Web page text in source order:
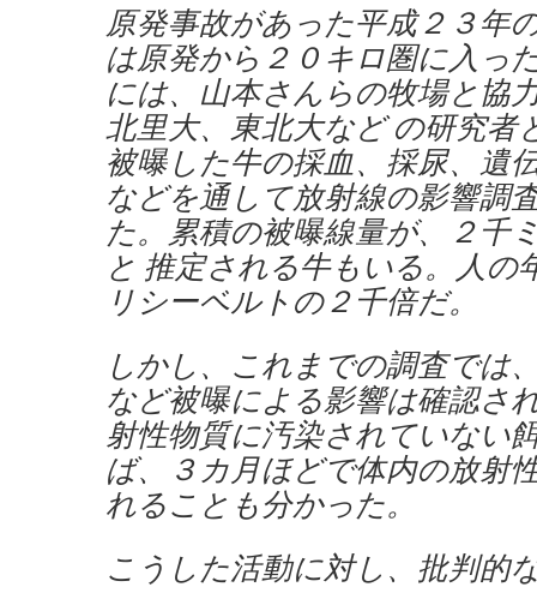
原発事故があった平成２３年
は原発から２０キロ圏に入っ
には、山本さんらの牧場と協
北里大、東北大など の研究者
被曝した牛の採血、採尿、遺
などを通して放射線の影響調
た。累積の被曝線量が、２千
と 推定される牛もいる。人の
リシーベルトの２千倍だ。
しかし、これまでの調査では
など被曝による影響は確認さ
射性物質に汚染されていない
ば、３カ月ほどで体内の放射
れることも分かった。
こうした活動に対し、批判的